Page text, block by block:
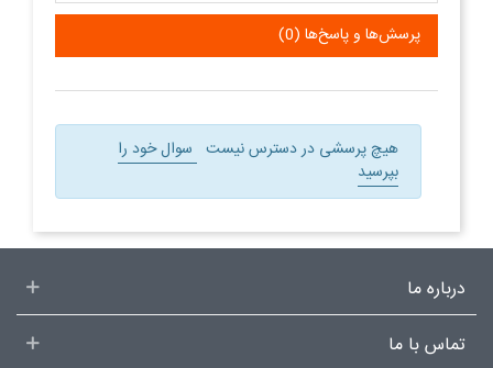
پرسش‌ها و پاسخ‌ها (0)
هیچ پرسشی در دسترس نیست سوال خود را
بپرسید
درباره ما
تماس با ما